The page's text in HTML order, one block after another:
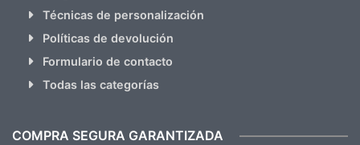
Técnicas de personalización
Políticas de devolución
Formulario de contacto
Todas las categorías
COMPRA SEGURA GARANTIZADA